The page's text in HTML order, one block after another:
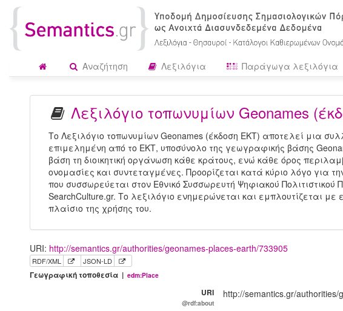
Αναζήτηση Λεξιλόγια Παράγωγα λεξιλόγια
Λεξιλόγιο τοπωνυμίων Geonames
Το Λεξιλόγιο τοπωνυμίων Geonames (έκδοση ΕΚΤ) αποτελεί μια
επιμελημένη από το ΕΚΤ, υποσύνολο της γεωγραφικής βάσης
βάση τη διοικητική οργάνωση κάθε κράτους, ενώ κάθε όρος
ονομασίες και συντεταγμένες. Προορίζεται κατά κύριο λόγο για
που συσσωρεύεται στον Εθνικό Συσσωρευτή Ψηφιακού Πολιτιστικού
SearchCulture.gr. Το λεξιλόγιο ενημερώνεται και εμπλουτίζεται με
πλαίσιο της χρήσης του.
URI: http://semantics.gr/authorities/geonames-places-earth/733905
RDF/XML JSON-LD
Γεωγραφική τοποθεσία | edm:Place
URI
@rdf:about
http://semantics.gr/